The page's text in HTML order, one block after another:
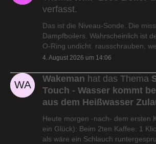
verfasst.
Das ist die Niveau-Sonde. Die
Dampfboilers. Wahrscheinlich ist
O-Ring undicht. rausschrauben,
4. August 2026 um 14:06
Wakeman hat das Thema
Touch - Wasser kommt
aus dem Heißwasser
Heute morgen -nach- dem ersten
ein Glück): Beim 2ten Kaffee: 1
als wäre ein Schlauch